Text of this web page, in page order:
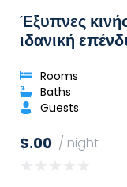
Έξυπνες
ιδανική
Rooms
Baths
Guests
/ night
$.00